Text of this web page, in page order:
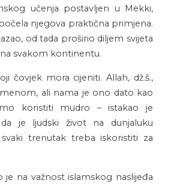
učenja postavljen u Mekki,
njegova praktična primjena.
od tada proširio diljem svijeta
svakom kontinentu.
čovjek mora cijeniti. Allah, dž.š.,
ali nama je ono dato kao
koristiti mudro – istakao je
da je ljudski život na dunjaluku
trenutak treba iskoristiti za
je na važnost islamskog naslijeđa